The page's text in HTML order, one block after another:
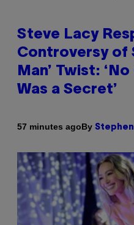
Steve Lacy
Controversy of
Man’ Twist:
Was a Secret’
57 minutes agoBy